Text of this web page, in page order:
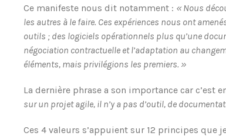
Ce manifeste nous dit notamment : « Nous
les autres à le faire. Ces expériences nous ont
outils ; des logiciels opérationnels plus qu’une
négociation contractuelle et l’adaptation au
éléments, mais privilégions les premiers. »
La dernière phrase a son importance car c’est
sur un projet agile, il n’y a pas d’outil, de
Ces 4 valeurs s’appuient sur 12 principes que